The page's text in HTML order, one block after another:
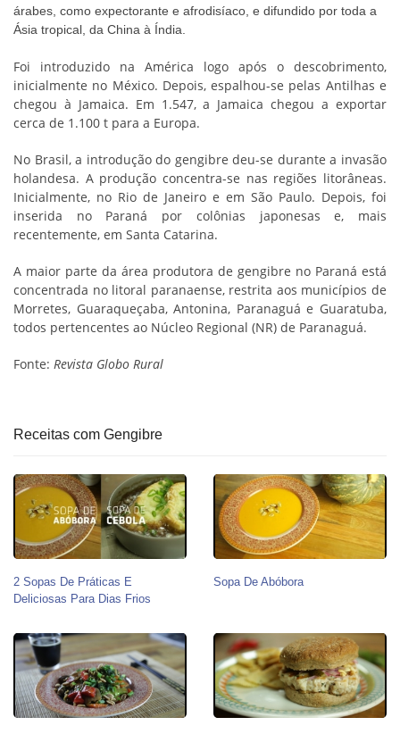
árabes, como expectorante e afrodisíaco, e difundido por toda a
Ásia tropical, da China à Índia.
Foi introduzido na América logo após o descobrimento,
inicialmente no México. Depois, espalhou-se pelas Antilhas e
chegou à Jamaica. Em 1.547, a Jamaica chegou a exportar
cerca de 1.100 t para a Europa.
No Brasil, a introdução do gengibre deu-se durante a invasão
holandesa. A produção concentra-se nas regiões litorâneas.
Inicialmente, no Rio de Janeiro e em São Paulo. Depois, foi
inserida no Paraná por colônias japonesas e, mais
recentemente, em Santa Catarina.
A maior parte da área produtora de gengibre no Paraná está
concentrada no litoral paranaense, restrita aos municípios de
Morretes, Guaraqueçaba, Antonina, Paranaguá e Guaratuba,
todos pertencentes ao Núcleo Regional (NR) de Paranaguá.
Fonte: Revista Globo Rural
Receitas com Gengibre
2 Sopas De Práticas E
Deliciosas Para Dias Frios
Sopa De Abóbora